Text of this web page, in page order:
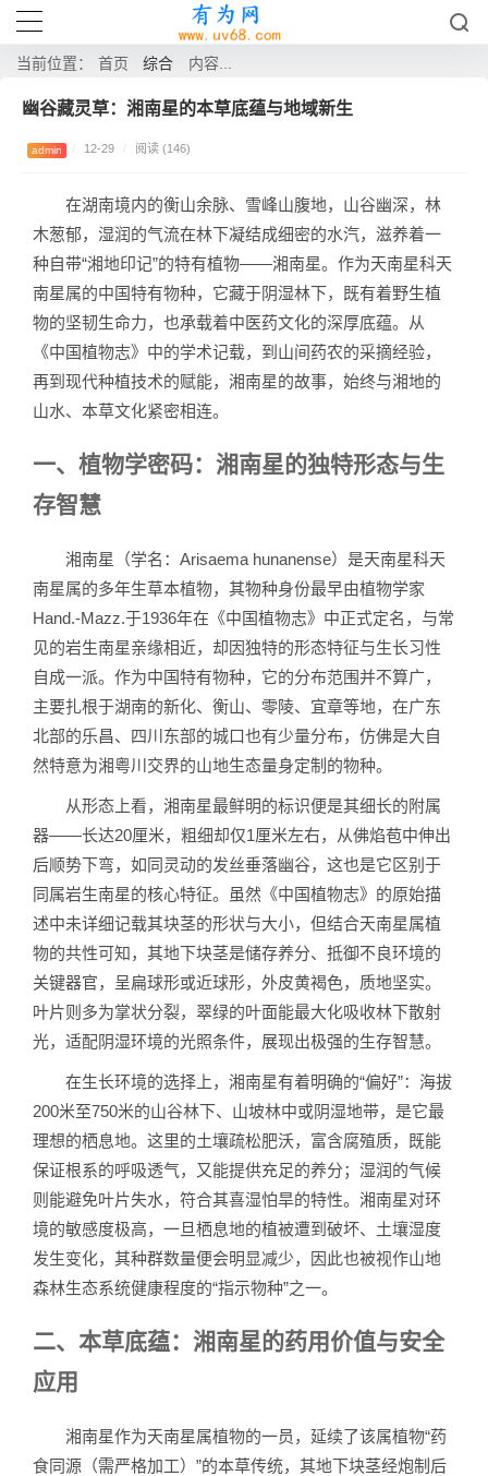
当前位置： 首页 综合 内容...
幽谷藏灵草：湘南星的本草底蕴与地域新生
admin / 12-29 / 阅读 (146)
在湖南境内的衡山余脉、雪峰山腹地，山谷幽深，林
木葱郁，湿润的气流在林下凝结成细密的水汽，滋养着一
种自带“湘地印记”的特有植物——湘南星。作为天南星科天
南星属的中国特有物种，它藏于阴湿林下，既有着野生植
物的坚韧生命力，也承载着中医药文化的深厚底蕴。从
《中国植物志》中的学术记载，到山间药农的采摘经验，
再到现代种植技术的赋能，湘南星的故事，始终与湘地的
山水、本草文化紧密相连。
一、植物学密码：湘南星的独特形态与生
存智慧
湘南星（学名：Arisaema hunanense）是天南星科天
南星属的多年生草本植物，其物种身份最早由植物学家
Hand.-Mazz.于1936年在《中国植物志》中正式定名，与常
见的岩生南星亲缘相近，却因独特的形态特征与生长习性
自成一派。作为中国特有物种，它的分布范围并不算广，
主要扎根于湖南的新化、衡山、零陵、宜章等地，在广东
北部的乐昌、四川东部的城口也有少量分布，仿佛是大自
然特意为湘粤川交界的山地生态量身定制的物种。
从形态上看，湘南星最鲜明的标识便是其细长的附属
器——长达20厘米，粗细却仅1厘米左右，从佛焰苞中伸出
后顺势下弯，如同灵动的发丝垂落幽谷，这也是它区别于
同属岩生南星的核心特征。虽然《中国植物志》的原始描
述中未详细记载其块茎的形状与大小，但结合天南星属植
物的共性可知，其地下块茎是储存养分、抵御不良环境的
关键器官，呈扁球形或近球形，外皮黄褐色，质地坚实。
叶片则多为掌状分裂，翠绿的叶面能最大化吸收林下散射
光，适配阴湿环境的光照条件，展现出极强的生存智慧。
在生长环境的选择上，湘南星有着明确的“偏好”：海拔
200米至750米的山谷林下、山坡林中或阴湿地带，是它最
理想的栖息地。这里的土壤疏松肥沃，富含腐殖质，既能
保证根系的呼吸透气，又能提供充足的养分；湿润的气候
则能避免叶片失水，符合其喜湿怕旱的特性。湘南星对环
境的敏感度极高，一旦栖息地的植被遭到破坏、土壤湿度
发生变化，其种群数量便会明显减少，因此也被视作山地
森林生态系统健康程度的“指示物种”之一。
二、本草底蕴：湘南星的药用价值与安全
应用
湘南星作为天南星属植物的一员，延续了该属植物“药
食同源（需严格加工）”的本草传统，其地下块茎经炮制后